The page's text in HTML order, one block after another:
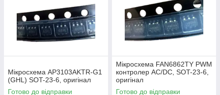
Мікросхема AP3103AKTR-G1
(GHL) SOT-23-6, оригінал
Готово до відправки
Мікросхема FAN6862TY PWM
контролер AC/DC, SOT-23-6,
оригінал
Готово до відправки